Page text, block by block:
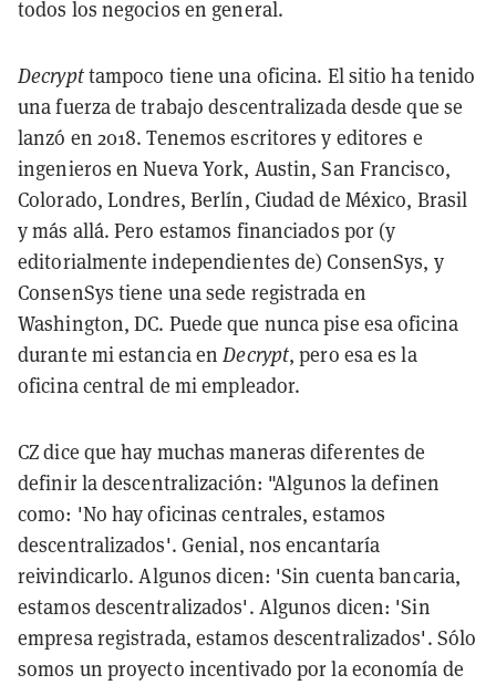
todos los negocios en general.
Decrypttampoco tiene una oficina. El sitio ha tenido
una fuerza de trabajo descentralizada desde que se
lanzó en 2018. Tenemos escritores y editores e
ingenieros en Nueva York, Austin, San Francisco,
Colorado, Londres, Berlín, Ciudad de México, Brasil
y más allá. Pero estamos financiados por (y
editorialmente independientes de) ConsenSys, y
ConsenSys tiene una sede registrada en
Washington, DC. Puede que nunca pise esa oficina
durante mi estancia enDecrypt, pero esa es la
oficina central de mi empleador.
CZ dice que hay muchas maneras diferentes de
definir la descentralización: "Algunos la definen
como: 'No hay oficinas centrales, estamos
descentralizados'. Genial, nos encantaría
reivindicarlo. Algunos dicen: 'Sin cuenta bancaria,
estamos descentralizados'. Algunos dicen: 'Sin
empresa registrada, estamos descentralizados'. Sólo
somos un proyecto incentivado por la economía de